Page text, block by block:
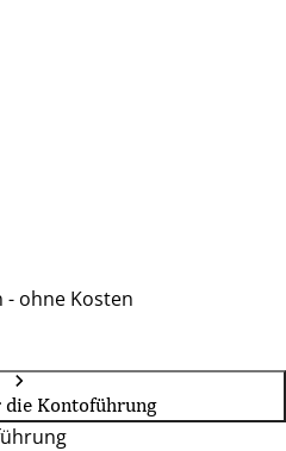
ohne Kosten
die Kontoführung